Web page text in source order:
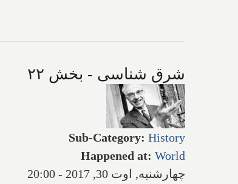
شرق شناسی - بخش ۲۲
Sub-Category: History
Happened at: World
چهارشنبه, اوت 30, 2017 - 20:00